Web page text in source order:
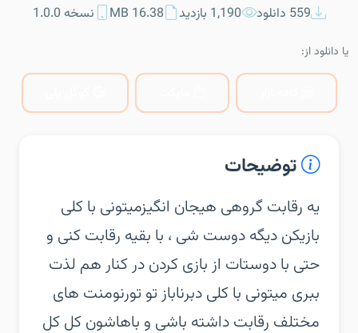
559 دانلود 1,190 بازدید 16.38 MB نسخه 1.0.0
یا دانلود از:
توضیحات
‏‏یه رقابت گروهی هیجان انگیز‏میتونی با کلی
بازیکن دیگه دوست شی ، با بقیه رقابت کنی و
حتی با دوستات از بازی کردن در کنار هم لذت
ببری ‏میتونی با کلی دبرناباز تو تورنومنت های
مختلف رقابت داشته باشی و باهاشون کل کل